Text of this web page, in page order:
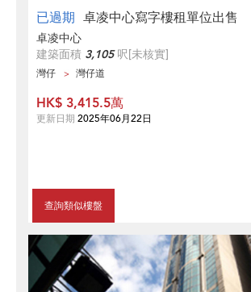
已過期 卓凌中心寫字樓租單位出售
卓凌中心
建築面積 3,105呎[未核實]
灣仔 灣仔道
查詢類似樓盤
HK$ 3,415.5萬
更新日期 2025年06月22日